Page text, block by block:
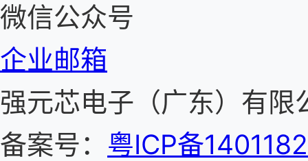
微信公众号
企业邮箱
强元芯电子（广东）
备案号： 粤ICP备